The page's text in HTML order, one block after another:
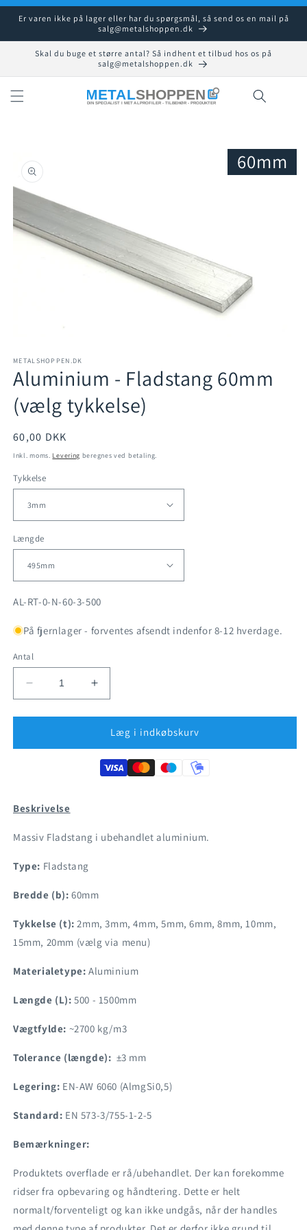
Gå til
indhold
Er varen ikke på lager eller har du spørgsmål, så send os en mail på
salg@metalshoppen.dk
Skal du buge et større antal? Så indhent et tilbud hos os på
salg@metalshoppen.dk
1
modus
60mm
METALSHOPPEN.DK
Aluminium - Fladstang 60mm
(vælg tykkelse)
Normalpris
60,00 DKK
Inkl. moms. Levering beregnes ved betaling.
Tykkelse
Længde
SKU:
AL-RT-0-N-60-3-500
På fjernlager - forventes afsendt indenfor 8-12 hverdage.
Antal
Reducer
antallet
for
-
tykkelse)
Øg
antallet
for
Aluminium
-
Fladstang
60mm
Læg i indkøbskurv
Beskrivelse
Massiv Fladstang i ubehandlet aluminium.
Type: Fladstang
Bredde (b): 60mm
Tykkelse (t): 2mm, 3mm, 4mm, 5mm, 6mm, 8mm, 10mm,
15mm, 20mm (vælg via menu)
Materialetype: Aluminium
Længde (L): 500 - 1500mm
Vægtfylde: ~2700 kg/m3
Tolerance (længde): ±3 mm
Legering: EN-AW 6060 (AlmgSi0,5)
Standard: EN 573-3/755-1-2-5
Bemærkninger:
Produktets overflade er rå/ubehandlet. Der kan forekomme
ridser fra opbevaring og håndtering. Dette er helt
normalt/forventeligt og kan ikke undgås, når der handles